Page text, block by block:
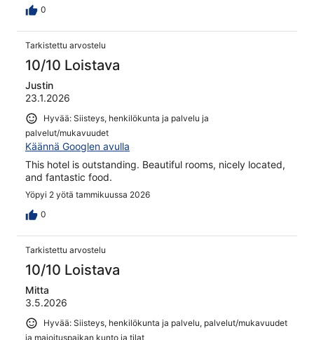
0
Tarkistettu arvostelu
10/10 Loistava
Justin
23.1.2026
Hyvää: Siisteys, henkilökunta ja palvelu ja
palvelut/mukavuudet
Käännä Googlen avulla
This hotel is outstanding. Beautiful rooms, nicely located,
and fantastic food.
Yöpyi 2 yötä tammikuussa 2026
0
Tarkistettu arvostelu
10/10 Loistava
Mitta
3.5.2026
Hyvää: Siisteys, henkilökunta ja palvelu, palvelut/mukavuudet
ja majoituspaikan kunto ja tilat